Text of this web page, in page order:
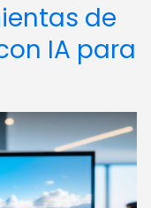
de
IA para